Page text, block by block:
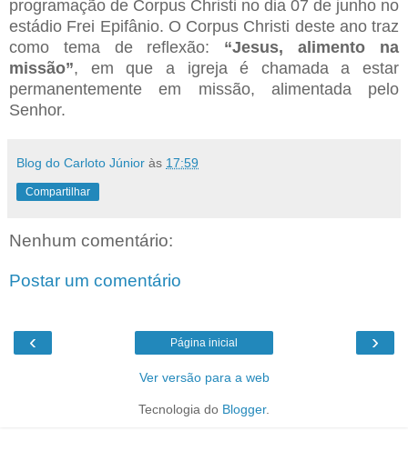
programação de Corpus Christi no dia 07 de junho no
estádio Frei Epifânio. O Corpus Christi deste ano traz
como tema de reflexão: “Jesus, alimento na
missão”, em que a igreja é chamada a estar
permanentemente em missão, alimentada pelo
Senhor.
Blog do Carloto Júnior às 17:59
Compartilhar
Nenhum comentário:
Postar um comentário
‹ ›
Página inicial
Ver versão para a web
Tecnologia do Blogger.